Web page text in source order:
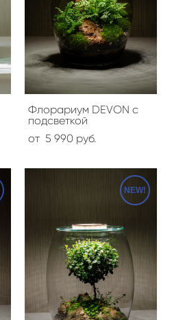
Флорариум DEVON с
подсветкой
от 5 990 pуб.
NEW!